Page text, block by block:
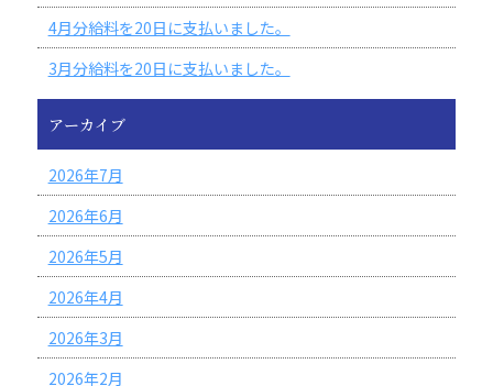
4月分給料を20日に支払いました。
3月分給料を20日に支払いました。
アーカイブ
2026年7月
2026年6月
2026年5月
2026年4月
2026年3月
2026年2月